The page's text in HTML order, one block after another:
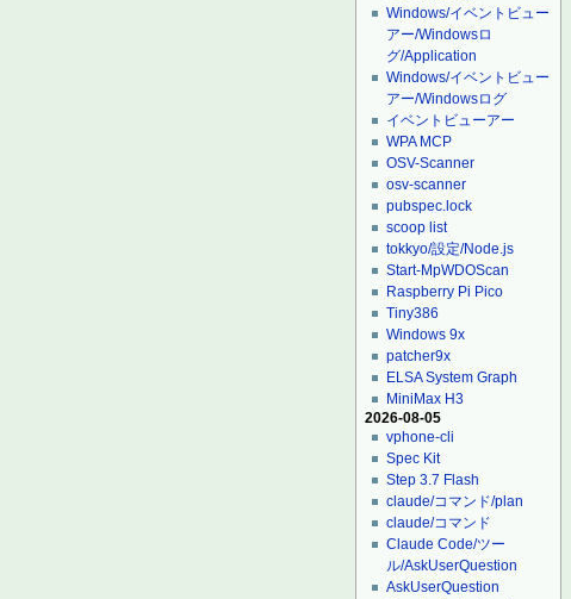
Windows/イベントビュー
アー/Windowsロ
グ/Application
Windows/イベントビュー
アー/Windowsログ
イベントビューアー
WPA MCP
OSV-Scanner
osv-scanner
pubspec.lock
scoop list
tokkyo/設定/Node.js
Start-MpWDOScan
Raspberry Pi Pico
Tiny386
Windows 9x
patcher9x
ELSA System Graph
MiniMax H3
2026-08-05
vphone-cli
Spec Kit
Step 3.7 Flash
claude/コマンド/plan
claude/コマンド
Claude Code/ツー
ル/AskUserQuestion
AskUserQuestion